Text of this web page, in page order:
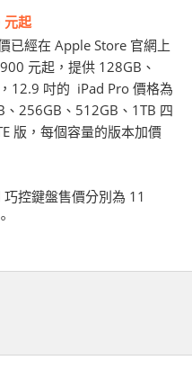
元起
已經在 Apple Store 官網上
元起，提供 128GB、
12.9 吋的 iPad Pro 價格為
256GB、512GB、1TB 四
版，每個容量的版本加價
控鍵盤售價分別為 11